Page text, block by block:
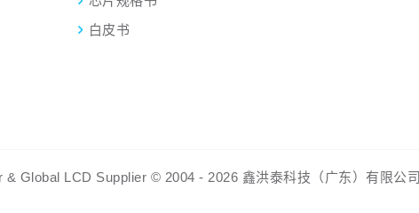
白皮书
Global LCD Supplier © 2004 - 2026 鑫洪泰科技（广东）有限公司